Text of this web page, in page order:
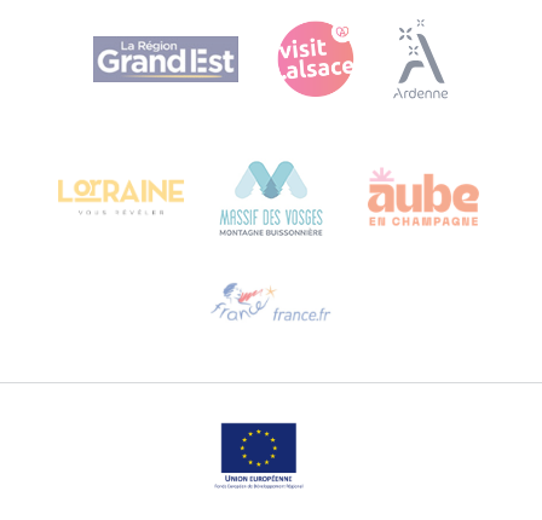
Agence Régionale du Tourisme Grand Est
Bureau de Colmar (Hauptverwaltung)
Sprechen Sie uns per E-Mail an